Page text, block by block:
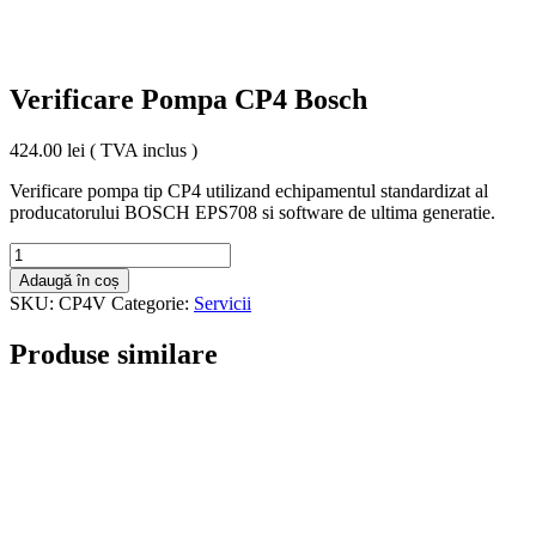
Verificare Pompa CP4 Bosch
424.00 lei ( TVA inclus )
Verificare pompa tip CP4 utilizand echipamentul standardizat al
producatorului BOSCH EPS708 si software de ultima generatie.
Cantitate
Verificare
Pompa
CP4
Adaugă în coș
SKU: CP4V Categorie: Servicii
Produse similare